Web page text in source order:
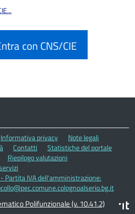
con CNS/CIE
Informativa privacy
Note legali
Contatti
Statistiche del portale
Riepilogo valutazioni
Partita IVA dell'amministrazione:
Polifunzionale (v. 10.41.2)